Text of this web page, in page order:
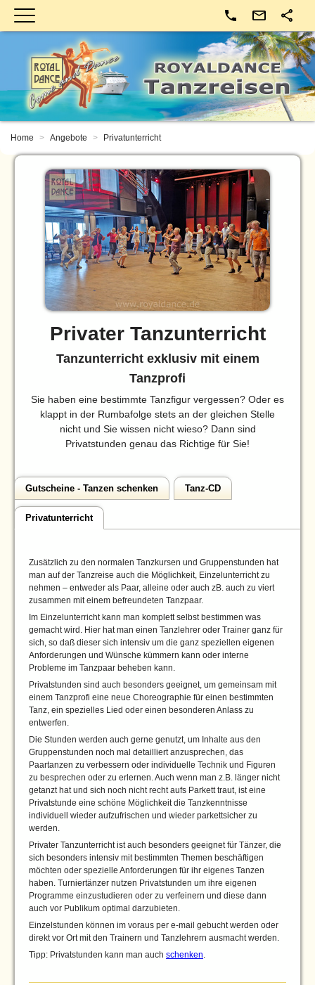
Kontakt
Home Angebote Privatunterricht
Privater Tanzunterricht
Tanzunterricht exklusiv mit einem
Tanzprofi
Sie haben eine bestimmte Tanzfigur vergessen? Oder es
klappt in der Rumbafolge stets an der gleichen Stelle
nicht und Sie wissen nicht wieso? Dann sind
Privatstunden genau das Richtige für Sie!
Gutscheine - Tanzen schenken Tanz-CD
Privatunterricht
Zusätzlich zu den normalen Tanzkursen und Gruppenstunden hat
man auf der Tanzreise auch die Möglichkeit, Einzelunterricht zu
nehmen – entweder als Paar, alleine oder auch zB. auch zu viert
zusammen mit einem befreundeten Tanzpaar.
Im Einzelunterricht kann man komplett selbst bestimmen was
gemacht wird. Hier hat man einen Tanzlehrer oder Trainer ganz für
sich, so daß dieser sich intensiv um die ganz speziellen eigenen
Anforderungen und Wünsche kümmern kann oder interne
Probleme im Tanzpaar beheben kann.
Privatstunden sind auch besonders geeignet, um gemeinsam mit
einem Tanzprofi eine neue Choreographie für einen bestimmten
Tanz, ein spezielles Lied oder einen besonderen Anlass zu
entwerfen.
Die Stunden werden auch gerne genutzt, um Inhalte aus den
Gruppenstunden noch mal detailliert anzusprechen, das
Paartanzen zu verbessern oder individuelle Technik und Figuren
zu besprechen oder zu erlernen. Auch wenn man z.B. länger nicht
getanzt hat und sich noch nicht recht aufs Parkett traut, ist eine
Privatstunde eine schöne Möglichkeit die Tanzkenntnisse
individuell wieder aufzufrischen und wieder parkettsicher zu
werden.
Privater Tanzunterricht ist auch besonders geeignet für Tänzer, die
sich besonders intensiv mit bestimmten Themen beschäftigen
möchten oder spezielle Anforderungen für ihr eigenes Tanzen
haben. Turniertänzer nutzen Privatstunden um ihre eigenen
Programme einzustudieren oder zu verfeinern und diese dann
auch vor Publikum optimal darzubieten.
Einzelstunden können im voraus per e-mail gebucht werden oder
direkt vor Ort mit den Trainern und Tanzlehrern ausmacht werden.
Tipp: Privatstunden kann man auch schenken.